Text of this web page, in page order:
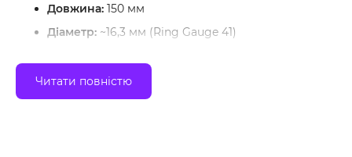
Довжина: 150 мм
Діаметр: ~16,3 мм (Ring Gauge 41)
Наповнювач:Куба (Вуельта Арріба)
Кріпкість:легка
Читати повністю